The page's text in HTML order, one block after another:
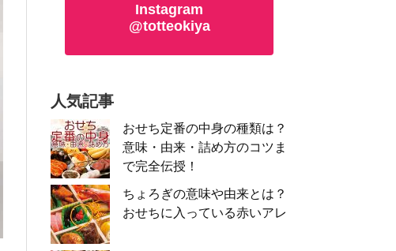
Instagram
@totteokiya
人気記事
おせち定番の中身の種類は？
意味・由来・詰め方のコツま
で完全伝授！
ちょろぎの意味や由来とは？
おせちに入っている赤いアレ